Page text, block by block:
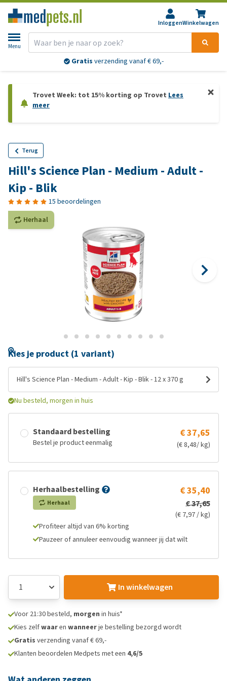
InloggenWinkelwagen
Menu
Gratis verzending vanaf € 69,-
Trovet Week: tot 15% korting op Trovet Lees
meer
Terug
Hill's Science Plan - Medium - Adult -
Kip - Blik
15 beoordelingen
Herhaal
Kies je product (1 variant)
Hill's Science Plan - Medium - Adult - Kip - Blik - 12 x 370 g
Nu besteld, morgen in huis
Standaard bestelling
Bestel je product eenmalig
€ 37,65
(€ 8,48/ kg)
Herhaalbestelling
Herhaal
€ 35,40
€ 37,65
(€ 7,97 / kg)
Profiteer altijd van 6% korting
Pauzeer of annuleer eenvoudig wanneer jij dat wilt
In winkelwagen
Voor 21:30 besteld, morgen in huis*
Kies zelfwaaren wanneerje bestelling bezorgd wordt
Gratis verzending vanaf € 69,-
Klanten beoordelen Medpets met een 4,6/5